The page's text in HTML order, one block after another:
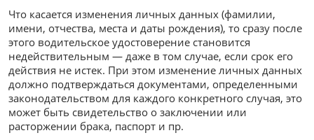
Что касается изменения личных данных (фамилии,
имени, отчества, места и даты рождения), то сразу после
этого водительское удостоверение становится
недействительным — даже в том случае, если срок его
действия не истек. При этом изменение личных данных
должно подтверждаться документами, определенными
законодательством для каждого конкретного случая, это
может быть свидетельство о заключении или
расторжении брака, паспорт и пр.